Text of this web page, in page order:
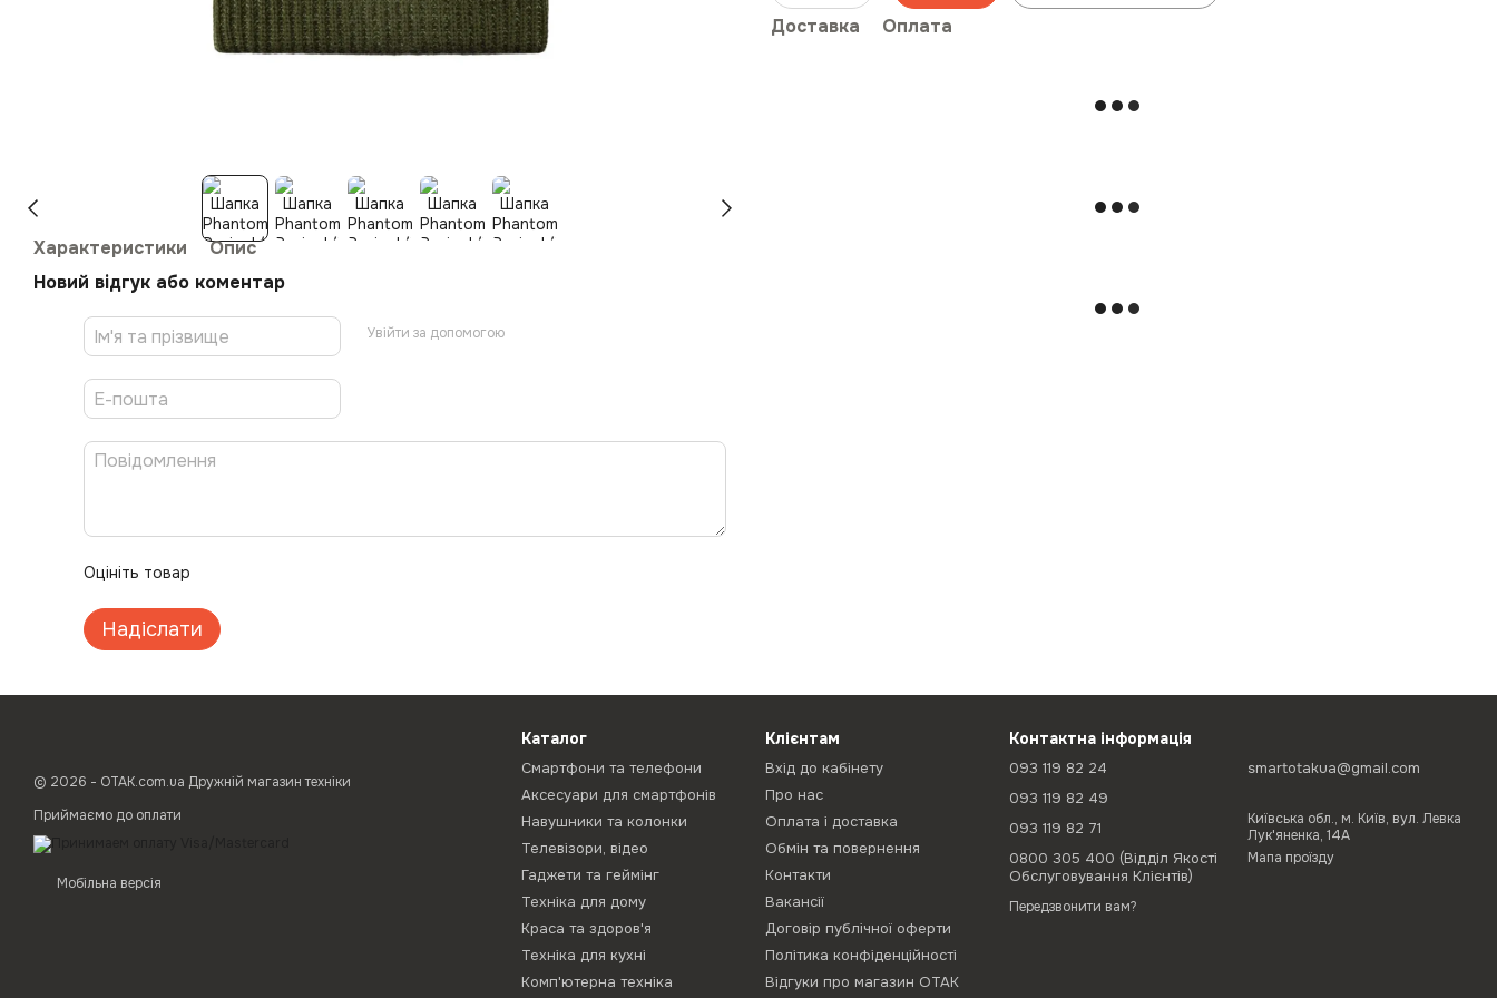
Характеристики
Опис
Новий відгук або коментар
Увійти за допомогою
Оцініть товар
Надіслати
Доставка Оплата
© 2026 - ОТАК.com.ua Дружній магазин техніки
Приймаємо до оплати
Мобільна версія
Каталог
Смартфони та телефони
Аксесуари для смартфонів
Навушники та колонки
Телевізори, відео
Гаджети та геймінг
Техніка для дому
Краса та здоров'я
Техніка для кухні
Комп'ютерна техніка
Клієнтам
Вхід до кабінету
Про нас
Оплата і доставка
Обмін та повернення
Контакти
Вакансії
Договір публічної оферти
Політика конфіденційності
Відгуки про магазин ОТАК
Контактна інформація
093 119 82 24
093 119 82 49
093 119 82 71
0800 305 400 (Відділ Якості
Обслуговування Клієнтів)
Передзвонити вам?
smartotakua@gmail.com
Київська обл., м. Київ, вул. Левка
Лук'яненка, 14А
Мапа проїзду